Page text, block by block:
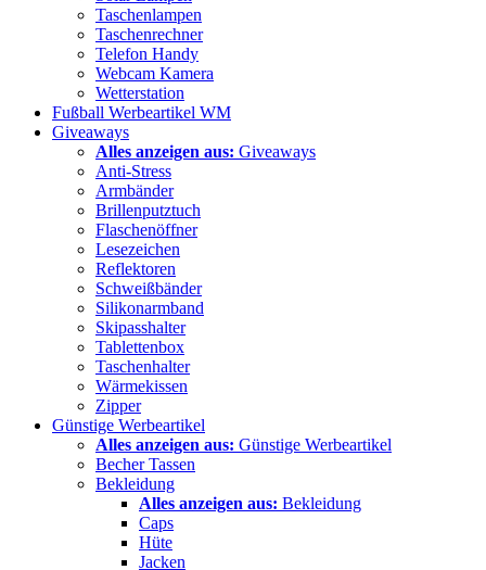
Taschenlampen
Taschenrechner
Telefon Handy
Webcam Kamera
Wetterstation
Fußball Werbeartikel WM
Giveaways
Alles anzeigen aus: Giveaways
Anti-Stress
Armbänder
Brillenputztuch
Flaschenöffner
Lesezeichen
Reflektoren
Schweißbänder
Silikonarmband
Skipasshalter
Tablettenbox
Taschenhalter
Wärmekissen
Zipper
Günstige Werbeartikel
Alles anzeigen aus: Günstige Werbeartikel
Becher Tassen
Bekleidung
Alles anzeigen aus: Bekleidung
Caps
Hüte
Jacken